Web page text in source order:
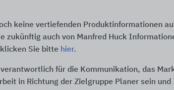
keine vertiefenden Produktinformationen
zukünftig auch von Manfred Huck
Sie bitte hier.
für die Kommunikation, das
in Richtung der Zielgruppe Planer sein und